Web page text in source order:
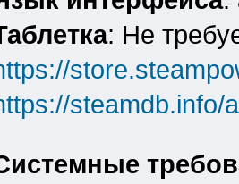
: Не
steamdb.info/